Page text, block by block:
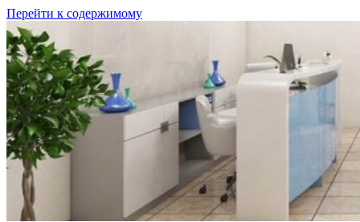
Перейти к содержимому